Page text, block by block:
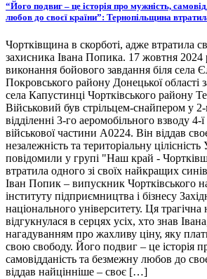
“Його подвиг – це історія про мужність,
любов до своєї країни”: Тернопільщина
Чортківщина в скорботі, адже втратила
захисника Івана Попика. 17 жовтня 2024
виконання бойового завдання біля села
Покровського району Донецької області
села Капустинці Чортківського району
Військовий був стрільцем-снайпером у
відділенні 3-го аеромобільного взводу 4-
військової частини А0224. Він віддав
незалежність та територіальну
повідомили у групі "Наш край -
втратила одного зі своїх найкращих
Іван Попик – випускник Чортківського
інституту підприємництва і бізнесу
національного університету. Ця
відгукнулася в серцях усіх, хто знав
нагадуванням про жахливу ціну, яку
свою свободу. Його подвиг – це історія
самовідданість та безмежну любов до
віддав найцінніше – своє […]